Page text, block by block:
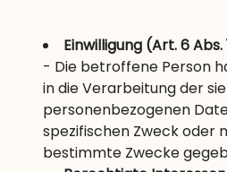
Einwilligung (Art. 6 Abs.
- Die betroffene Person
in die Verarbeitung der
personenbezogenen
spezifischen Zweck oder
bestimmte Zwecke